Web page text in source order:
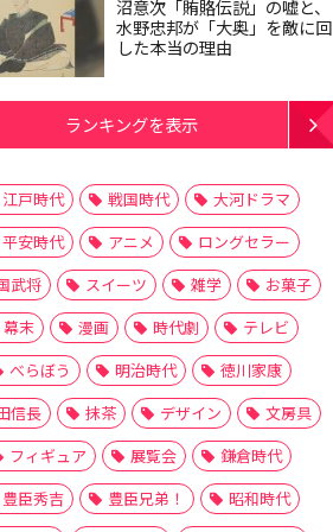
沼意次「賄賂伝説」の嘘と、
水野忠邦が「大奥」を敵に回
した本当の理由
ランキングを表示
江戸時代 戦国時代
大河ドラマ
平安時代
アニメ
ロングセラー
武将
スイーツ 雑学
お菓子
幕末
漫画 時代劇
テレビ
べらぼう
明治時代
徳川家康
信長
抹茶 デザイン
文房具
フィギュア
展覧会
鎌倉時代
豊臣秀吉
豊臣兄弟！
昭和時代